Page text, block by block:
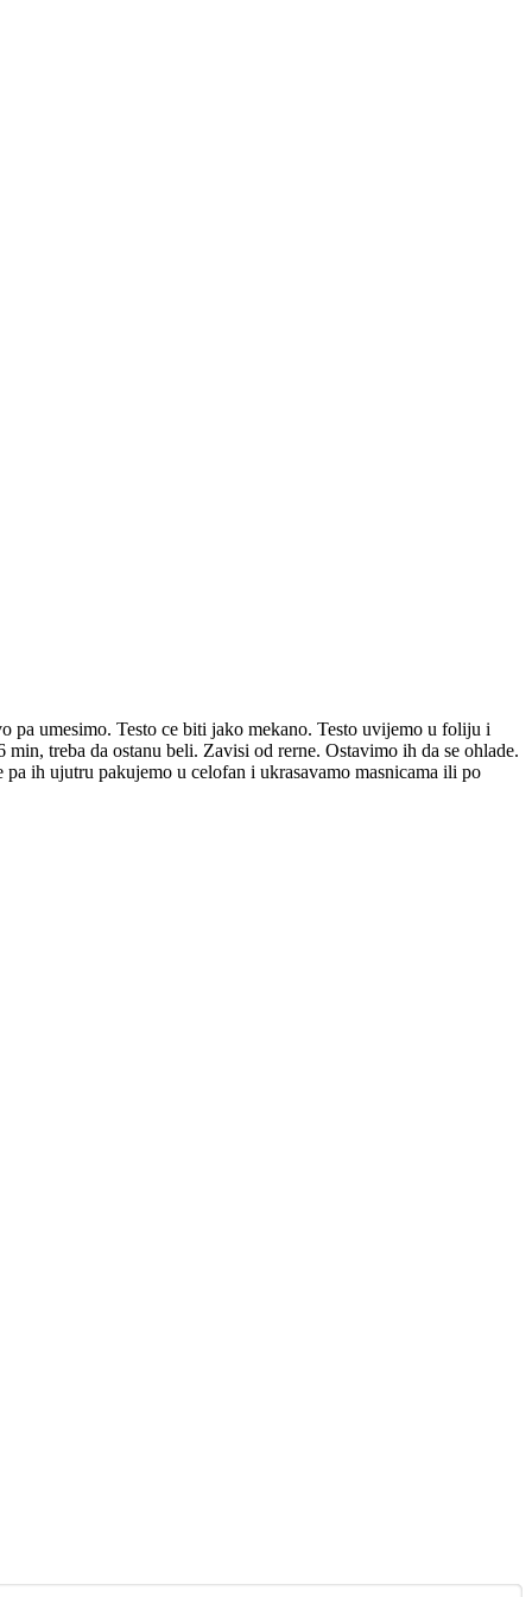
pa umesimo. Testo ce biti jako mekano. Testo uvijemo u foliju i
treba da ostanu beli. Zavisi od rerne. Ostavimo ih da se ohlade.
ih ujutru pakujemo u celofan i ukrasavamo masnicama ili po